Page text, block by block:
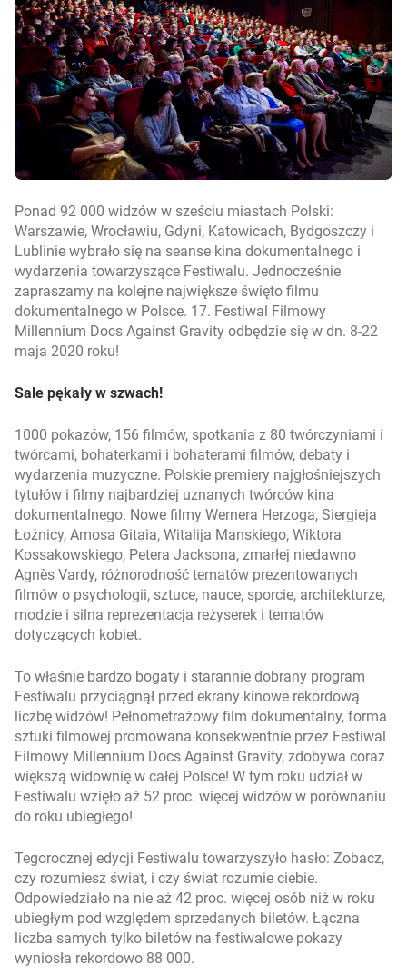
Ponad 92 000 widzów w sześciu miastach Polski:
Warszawie, Wrocławiu, Gdyni, Katowicach, Bydgoszczy i
Lublinie wybrało się na seanse kina dokumentalnego i
wydarzenia towarzyszące Festiwalu. Jednocześnie
zapraszamy na kolejne największe święto filmu
dokumentalnego w Polsce. 17. Festiwal Filmowy
Millennium Docs Against Gravity odbędzie się w dn. 8-22
maja 2020 roku!
Sale pękały w szwach!
1000 pokazów, 156 filmów, spotkania z 80 twórczyniami i
twórcami, bohaterkami i bohaterami filmów, debaty i
wydarzenia muzyczne. Polskie premiery najgłośniejszych
tytułów i filmy najbardziej uznanych twórców kina
dokumentalnego. Nowe filmy Wernera Herzoga, Siergieja
Łoźnicy, Amosa Gitaia, Witalija Manskiego, Wiktora
Kossakowskiego, Petera Jacksona, zmarłej niedawno
Agnès Vardy, różnorodność tematów prezentowanych
filmów o psychologii, sztuce, nauce, sporcie, architekturze,
modzie i silna reprezentacja reżyserek i tematów
dotyczących kobiet.
To właśnie bardzo bogaty i starannie dobrany program
Festiwalu przyciągnął przed ekrany kinowe rekordową
liczbę widzów! Pełnometrażowy film dokumentalny, forma
sztuki filmowej promowana konsekwentnie przez Festiwal
Filmowy Millennium Docs Against Gravity, zdobywa coraz
większą widownię w całej Polsce! W tym roku udział w
Festiwalu wzięło aż 52 proc. więcej widzów w porównaniu
do roku ubiegłego!
Tegorocznej edycji Festiwalu towarzyszyło hasło: Zobacz,
czy rozumiesz świat, i czy świat rozumie ciebie.
Odpowiedziało na nie aż 42 proc. więcej osób niż w roku
ubiegłym pod względem sprzedanych biletów. Łączna
liczba samych tylko biletów na festiwalowe pokazy
wyniosła rekordowo 88 000.